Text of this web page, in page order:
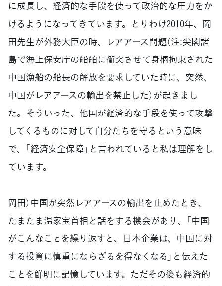
に成長し、経済的な手段を使って政治的な圧力をか
けるようになってきています。とりわけ2010年、岡
田先生が外務大臣の時、レアアース問題（注:尖閣諸
島で海上保安庁の船舶に衝突させて身柄拘束された
中国漁船の船長の解放を要求していた時に、突然、
中国がレアアースの輸出を禁止した）が起きまし
た。そういった、他国が経済的な手段を使って攻撃
してくるものに対して自分たちを守るという意味
で、「経済安全保障」と言われていると私は理解をし
ています。
岡田）中国が突然レアアースの輸出を止めたとき、
たまたま温家宝首相と話をする機会があり、「中国
がこんなことを繰り返すと、日本企業は、中国に対
する投資に慎重にならざるを得なくなる」と伝えた
ことを鮮明に記憶しています。ただその後も経済的